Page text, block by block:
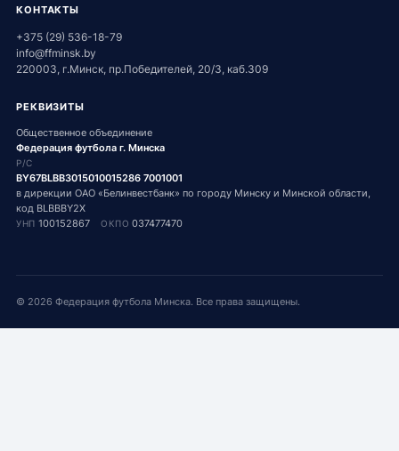
КОНТАКТЫ
+375 (29) 536-18-79
info@ffminsk.by
220003, г.Минск, пр.Победителей, 20/3, каб.309
РЕКВИЗИТЫ
Общественное объединение
Федерация футбола г. Минска
Р/С
BY67BLBB3015010015286 7001001
в дирекции ОАО «Белинвестбанк» по городу Минску и Минской области,
код BLBBBY2X
УНП 100152867ОКПО 037477470
© 2026 Федерация футбола Минска. Все права защищены.